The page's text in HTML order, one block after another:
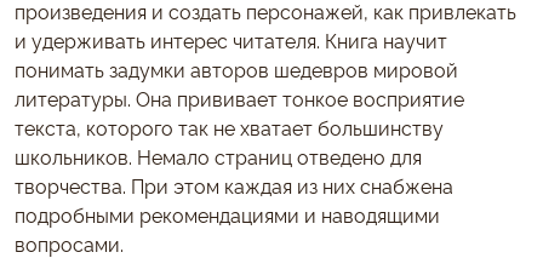
произведения и создать персонажей, как привлекать
и удерживать интерес читателя. Книга научит
понимать задумки авторов шедевров мировой
литературы. Она прививает тонкое восприятие
текста, которого так не хватает большинству
школьников. Немало страниц отведено для
творчества. При этом каждая из них снабжена
подробными рекомендациями и наводящими
вопросами.